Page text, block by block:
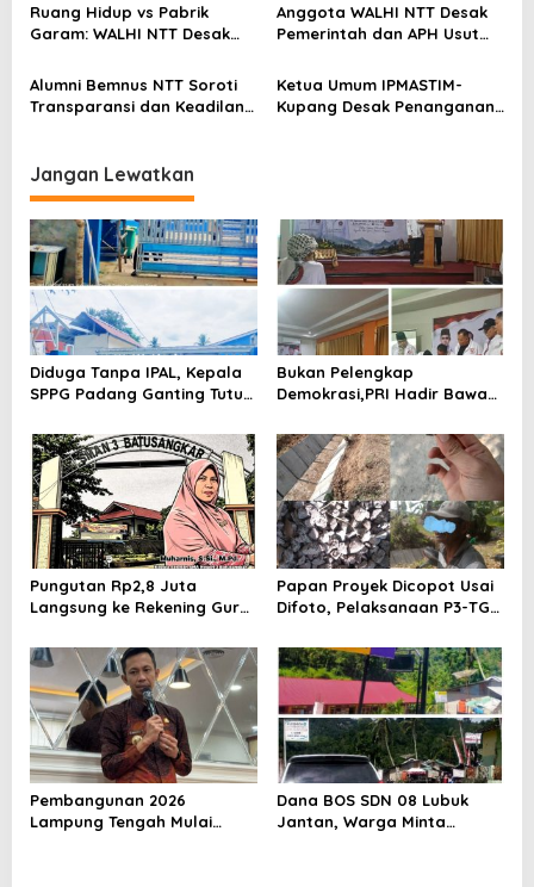
dan Ruang hidup di NTT
Ruang Hidup vs Pabrik
Garam: WALHI NTT Desak
Ndao Berubah Permanen
Anggota WALHI NTT Desak
Pemerintah dan APH Usut
Kayu Sonokeling Ilegal di
TTU
Alumni Bemnus NTT Soroti
Transparansi dan Keadilan
Unkriswina Sumba
Ketua Umum IPMASTIM-
Kupang Desak Penanganan
Jangan Lewatkan
Diduga Tanpa IPAL, Kepala
SPPG Padang Ganting Tutup
Media Masuk
Bukan Pelengkap
Demokrasi,PRI Hadir Bawa
Kesehatan Rakyat, Kami
Hadir Selesaikan Masalah
Rakyat
Pungutan Rp2,8 Juta
Langsung ke Rekening Guru,
Disorot: Kepsek Enggan
Konfirmasi, Kasus Siap
Dilanjut ke Jalur Hukum
Papan Proyek Dicopot Usai
Difoto, Pelaksanaan P3-TGAI
Punggur Jadi Sorotan
Pembangunan 2026
Lampung Tengah Mulai
Dana BOS SDN 08 Lubuk
Jantan, Warga Minta